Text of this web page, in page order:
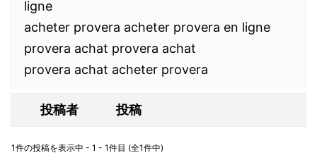
ligne
acheter provera acheter provera en ligne
provera achat provera achat
provera achat acheter provera
投稿者 投稿
1件の投稿を表示中 - 1 - 1件目 (全1件中)